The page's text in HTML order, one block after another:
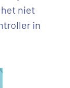
niet
in